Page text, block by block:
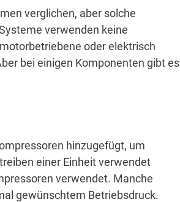
verglichen, aber solche
verwenden keine
oder elektrisch
bei einigen Komponenten gibt es
hinzugefügt, um
einer Einheit verwendet
verwendet. Manche
gewünschtem Betriebsdruck.